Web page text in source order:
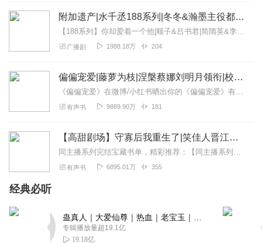
附加遗产|水千丞188系列|冬冬&瀚墨主役都市虐恋
【188系列】你却爱着一个他|顺子&吕书君|简隋英&李玉>>>>>点击收听『我的人生中不能没有你，但你的人生中不该再有我。』水千丞原著超人气188男团系列，...
广播剧 1988.18万 204
偏偏宠爱|藤萝为枝|涅槃蔡娜刘明月领衔|校园初恋
《偏偏宠爱》在微博/小红书晒出你的《偏偏宠爱》有声书专辑收听时长并安利专辑，就有机会获得小声送出的《偏偏宠爱》漫画单行本1本！【发布要求】微博：发布在#偏偏宠爱...
有声书 9889.90万 181
【高甜剧场】守寡后我重生了|笑佳人晋江高分甜宠|婚后恋|日常风|沈念如/雪月之下
同主播系列完结宝藏书单，精彩推荐：【同主播系列】大漠谣|刘诗诗&胡歌&彭于晏主演|沈念如X雪月之下X周默领衔|桐华原著《风中奇缘》高分晋江【高甜剧场】完结宝...
有声书 6895.01万 355
经典必听
专辑播放量超19.1亿
19.18亿